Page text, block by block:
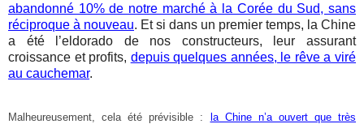
abandonné 10% de notre marché à la Corée du Sud, sans
réciproque à nouveau. Et si dans un premier temps, la Chine
a été l’eldorado de nos constructeurs, leur assurant
croissance et profits, depuis quelques années, le rêve a viré
au cauchemar.
Malheureusement, cela été prévisible :
la Chine n’a ouvert que très